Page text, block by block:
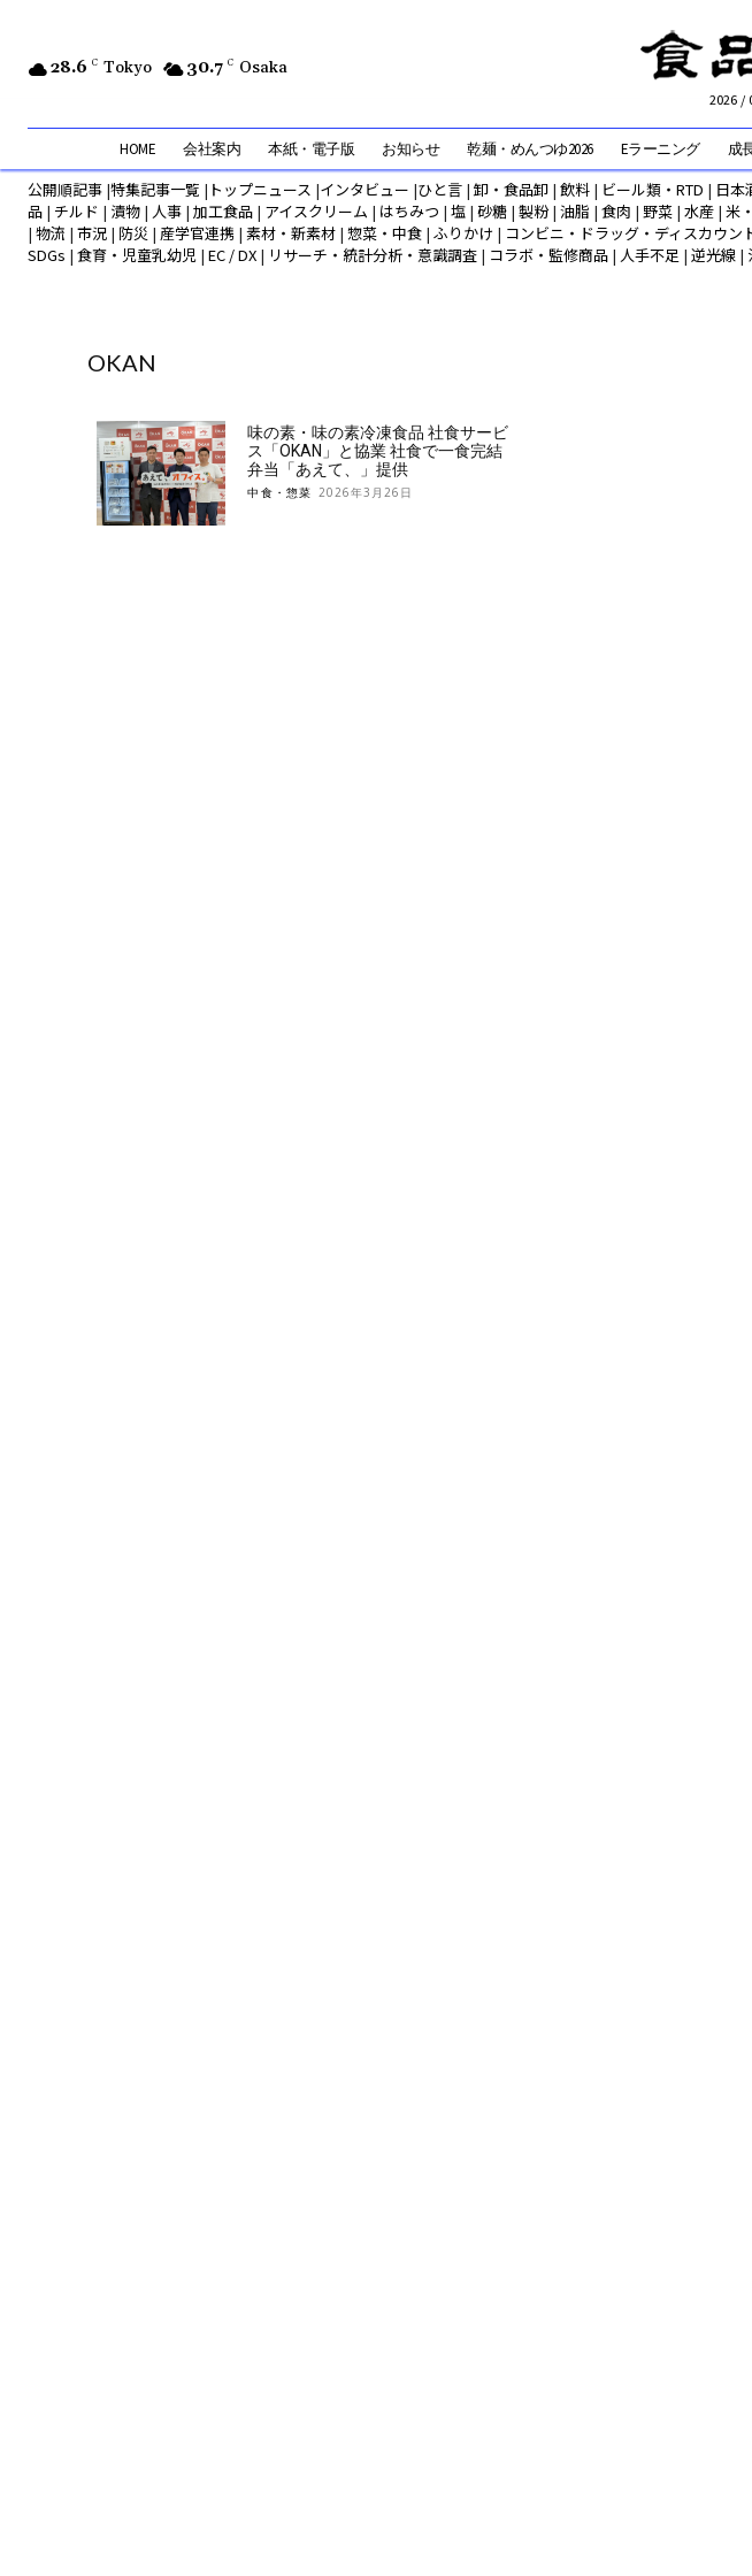
28.6 C Tokyo 30.7 C Osaka
2026 /
HOME 会社案内 本紙・電子版 お知らせ 乾麺・めんつゆ2026 Eラーニング 成
公開順記事 |特集記事一覧 | トップニュース |インタビュー |ひと言 |卸・食品卸 | 飲料 | ビール類・RTD | 日本
品 | チルド | 漬物 | 人事 | 加工食品 | アイスクリーム | はちみつ | 塩 | 砂糖 | 製粉| 油脂 | 食肉 | 野菜 | 水産 | 米
| 物流 | 市況 | 防災 | 産学官連携 | 素材・新素材 | 惣菜・中食 | ふりかけ | コンビニ・ドラッグ・ディスカウン
SDGs | 食育・児童乳幼児 | EC / DX | リサーチ・統計分析・意識調査 | コラボ・監修商品 | 人手不足 | 逆光線 |
OKAN
味の素・味の素冷凍食品 社食サービ
ス「OKAN」と協業 社食で一食完結
弁当「あえて、」提供
中食・惣菜 2026年3月26日